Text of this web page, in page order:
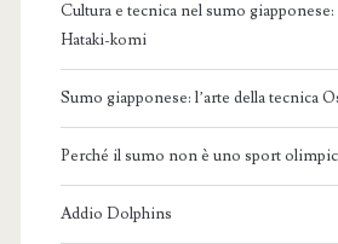
Cultura e tecnica nel sumo
Hataki-komi
Sumo giapponese: l’arte della tecnica
Perché il sumo non è uno sport
Addio Dolphins